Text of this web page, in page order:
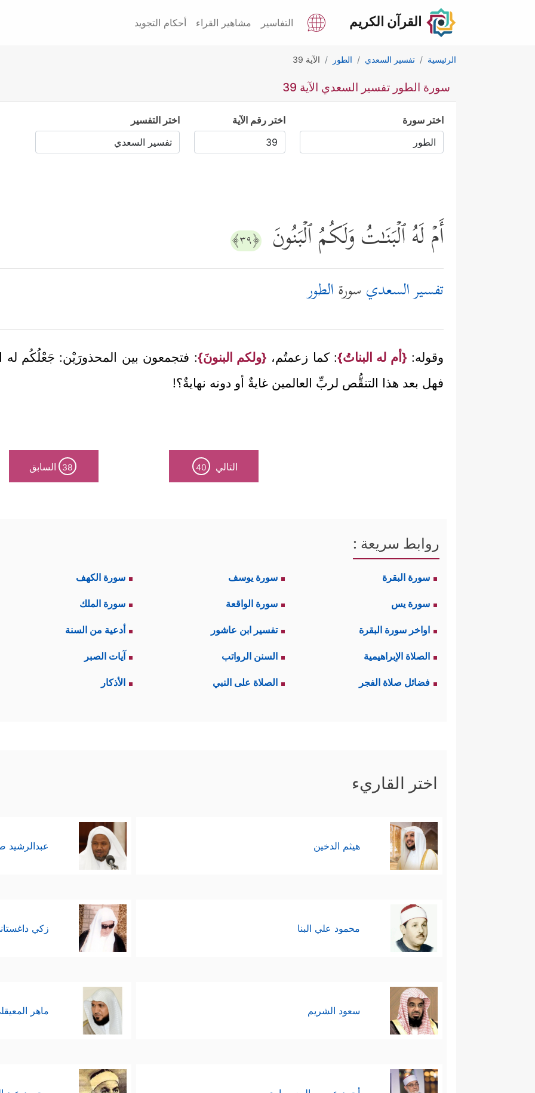
القرآن الكريم التفاسير مشاهير القراء أحكام التجويد
الرئيسية تفسير السعدي الطور الآية 39
سورة الطور تفسير السعدي الآية 39
اختر سورة اختر رقم الآية اختر التفسير
أَمۡ لَهُ ٱلۡبَنَـٰتُ وَلَكُمُ ٱلۡبَنُونَ ﴿٣٩﴾
تفسير السعدي سورةالطور
وقوله: {أم له البناتُ}: كما زعمتُم، {ولكم البنونَ}: فتجمعون بين المحذورَيْن: جَعْلُكُم له
فهل بعد هذا التنقُّص لربِّ العالمين غايةٌ أو دونه نهايةٌ؟!
التالي 40
38 السابق
روابط سريعة :
سورة البقرة سورة يوسف سورة الكهف
سورة يس سورة الواقعة سورة الملك
اواخر سورة البقرة تفسير ابن عاشور أدعية من السنة
الصلاة الإبراهيمية السنن الرواتب آيات الصبر
فضائل صلاة الفجر الصلاة على النبي الأذكار
اختر القاريء
هيثم الدخين عبدالرشيد
محمود علي البنا زكي
سعود الشريم ماهر